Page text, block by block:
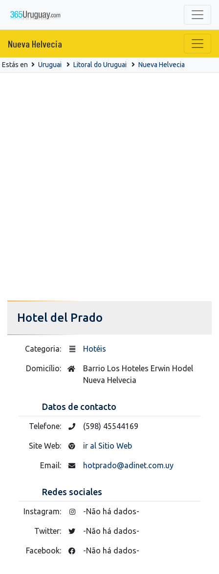
Nueva Helvecia
Estás en Uruguai Litoral do Uruguai Nueva Helvecia
Hotel del Prado
Categoria: Hotéis
Domicílio:
Barrio Los Hoteles Erwin Hodel
Nueva Helvecia
Datos de contacto
Telefone: (598) 45544169
Site Web: ir al Sitio Web
Email: hotprado@adinet.com.uy
Redes sociales
Instagram: -Não há dados-
Twitter: -Não há dados-
Facebook: -Não há dados-